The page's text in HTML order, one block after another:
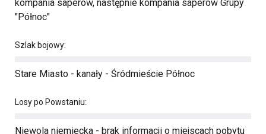
kompania saperów, następnie kompania saperów Grupy
"Północ"
Szlak bojowy:
Stare Miasto - kanały - Śródmieście Północ
Losy po Powstaniu:
Niewola niemiecka - brak informacji o miejscach pobytu